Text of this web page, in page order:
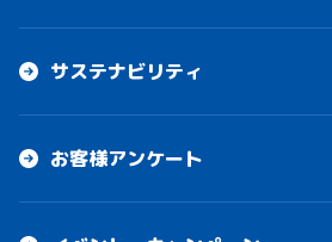
サステナビリティ
お客様アンケート